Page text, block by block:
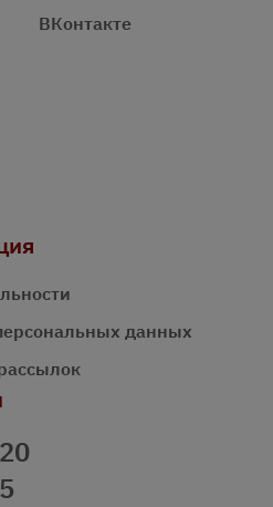
ВКонтакте
данных